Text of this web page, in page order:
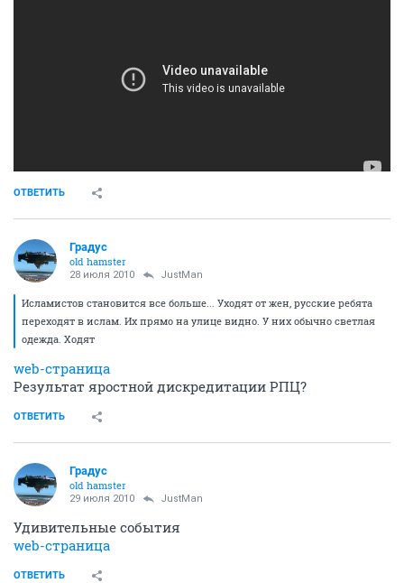
ОТВЕТИТЬ
Градус
old hamster
28 июля 2010 JustMan
Исламистов становится все больше... Уходят от жен, русские ребята
переходят в ислам. Их прямо на улице видно. У них обычно светлая
одежда. Ходят
web-страница
Результат яростной дискредитации РПЦ?
ОТВЕТИТЬ
Градус
old hamster
29 июля 2010 JustMan
Удивительные события
web-страница
ОТВЕТИТЬ